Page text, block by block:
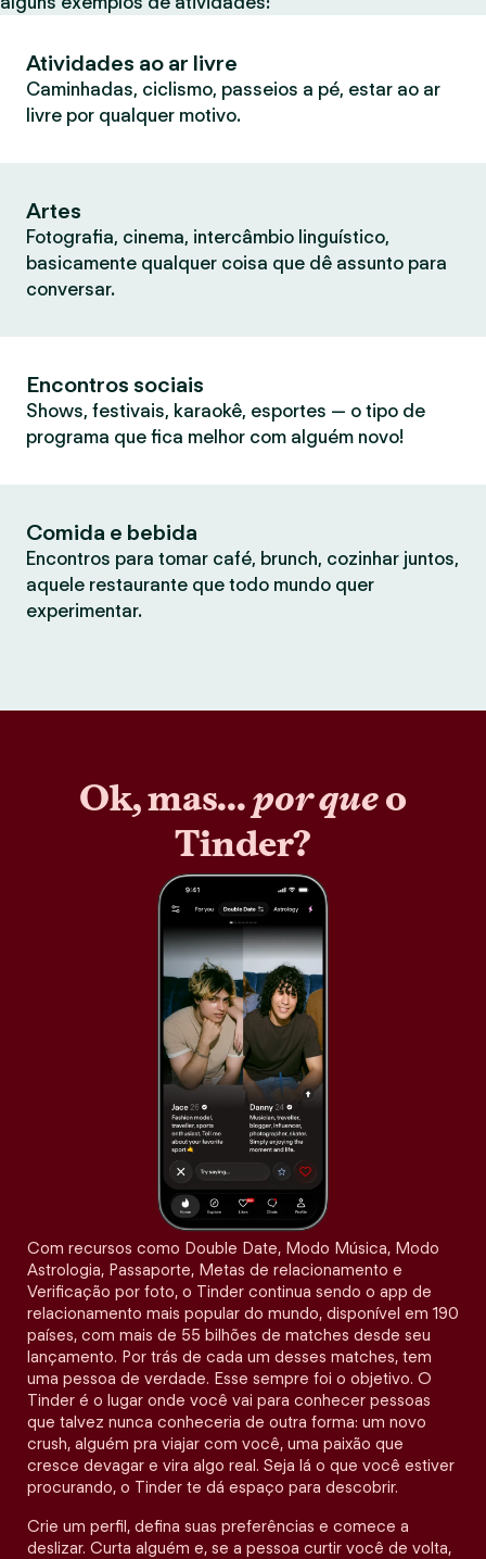
Atividades ao ar livre
Caminhadas, ciclismo, passeios a pé, estar ao ar
livre por qualquer motivo.
Artes
Fotografia, cinema, intercâmbio linguístico,
basicamente qualquer coisa que dê assunto para
conversar.
Encontros sociais
Shows, festivais, karaokê, esportes — o tipo de
programa que fica melhor com alguém novo!
Comida e bebida
Encontros para tomar café, brunch, cozinhar juntos,
aquele restaurante que todo mundo quer
experimentar.
Ok, mas...por queo
Tinder?
Com recursos como Double Date, Modo Música, Modo
Astrologia, Passaporte, Metas de relacionamento e
Verificação por foto, o Tinder continua sendo o app de
relacionamento mais popular do mundo, disponível em 190
países, com mais de 55 bilhões de matches desde seu
lançamento. Por trás de cada um desses matches, tem
uma pessoa de verdade. Esse sempre foi o objetivo. O
Tinder é o lugar onde você vai para conhecer pessoas
que talvez nunca conheceria de outra forma: um novo
crush, alguém pra viajar com você, uma paixão que
cresce devagar e vira algo real. Seja lá o que você estiver
procurando, o Tinder te dá espaço para descobrir.
Crie um perfil, defina suas preferências e comece a
deslizar. Curta alguém e, se a pessoa curtir você de volta,